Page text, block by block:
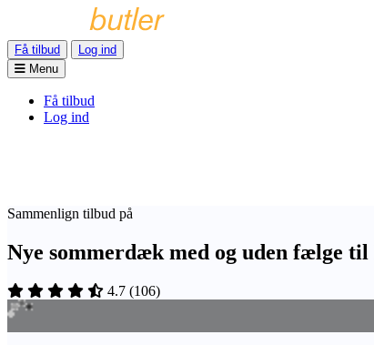
Få tilbud
Log ind
Menu
Få tilbud
Log ind
Sammenlign tilbud på
Nye sommerdæk med og uden fælge
4.7 (106)